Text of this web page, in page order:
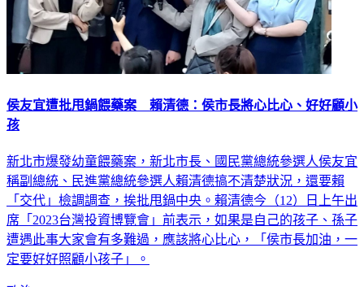
侯友宜遭批甩鍋餵藥案 賴清德：侯市長將心比心、好好顧小
新北市爆發幼童餵藥案，新北市長、國民黨總統參選人侯友宜
稱副總統、民進黨總統參選人賴清德搞不清楚狀況，還要賴
「交代」檢調調查，挨批甩鍋中央。賴清德今（12）日上午出
席「2023台灣投資博覽會」前表示，如果是自己的孩子、孫子
遭遇此事大家會有多難過，應該將心比心，「侯市長加油，一